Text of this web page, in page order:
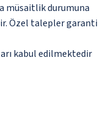
müsaitlik durumuna
Özel talepler garanti
kabul edilmektedir